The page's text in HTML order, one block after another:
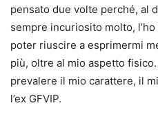
pensato due volte perché, al
sempre incuriosito molto,
poter riuscire a esprimermi
più, oltre al mio aspetto
prevalere il mio carattere, il
l’ex GFVIP.